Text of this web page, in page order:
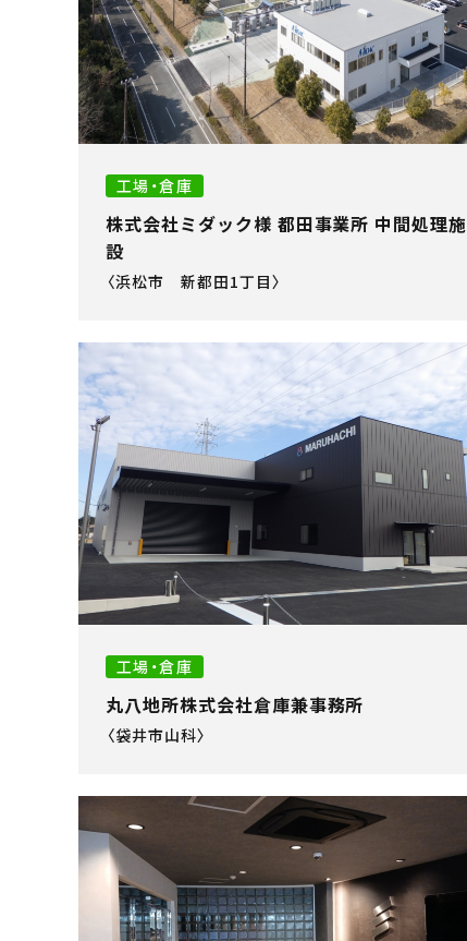
工場・倉庫
株式会社ミダック様 都田事業所 中間処理施
設
〈浜松市 新都田1丁目〉
工場・倉庫
丸八地所株式会社倉庫兼事務所
〈袋井市山科〉